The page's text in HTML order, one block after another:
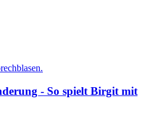
- So spielt Birgit mit